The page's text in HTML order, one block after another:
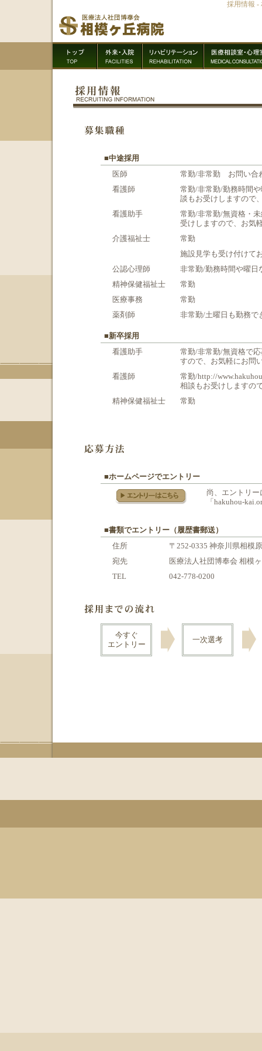
採用情報 -
■中途採用
医師
常勤/非常勤 お問い合
看護師
常勤/非常勤/勤務時間
談もお受けしますので
看護助手
常勤/非常勤/無資格・
受けしますので、お気
介護福祉士
常勤
施設見学も受け付けて
公認心理師
非常勤/勤務時間や曜日
精神保健福祉士
常勤
医療事務
常勤
薬剤師
非常勤/土曜日も勤務で
■新卒採用
看護助手
常勤/非常勤/無資格で
すので、お気軽にお問
看護師
常勤/http://
相談もお受けしますの
精神保健福祉士
常勤
■ホームページでエントリー
尚、エントリ
「hakuhou-
■書類でエントリー（履歴書郵送）
住所
〒252-0335 神奈川県相模
宛先
医療法人社団博奉会 相模
TEL
042-778-0200
今すぐ
エントリー
一次選考